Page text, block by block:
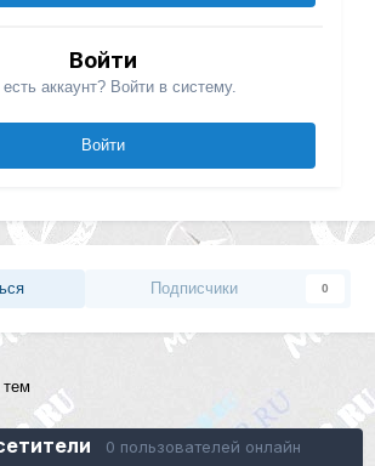
Войти
аккаунт? Войти в систему.
Войти
Подписчики 0
тем
0 пользователей онлайн